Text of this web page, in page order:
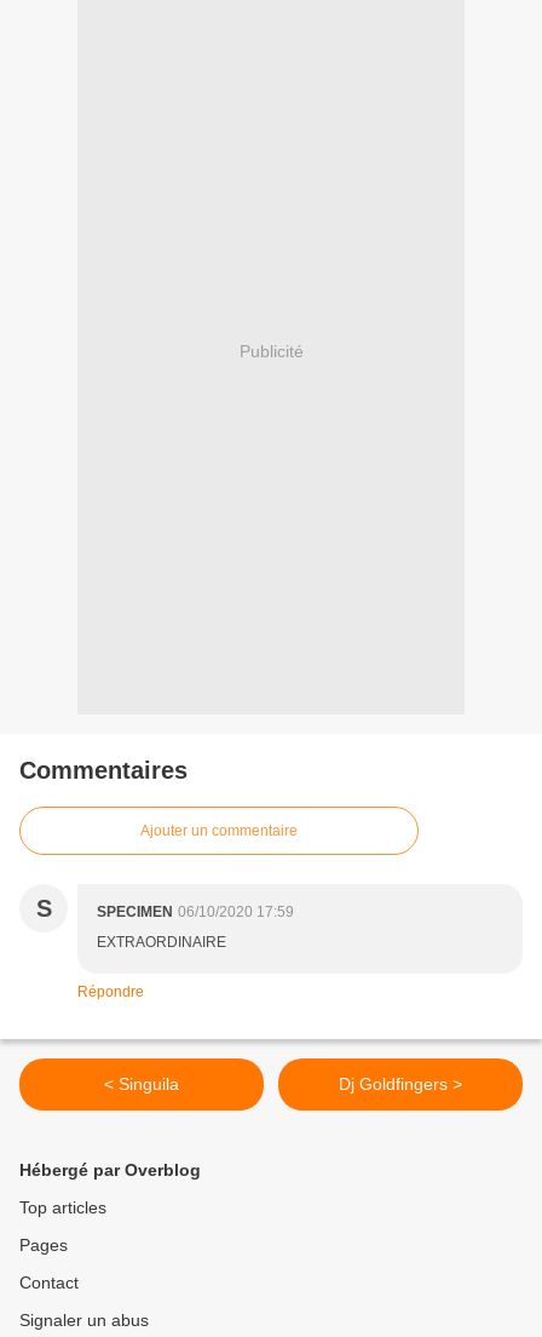
Publicité
Commentaires
Ajouter un commentaire
S SPECIMEN 06/10/2020 17:59
EXTRAORDINAIRE
Répondre
< Singuila Dj Goldfingers >
Hébergé par Overblog
Top articles
Pages
Contact
Signaler un abus